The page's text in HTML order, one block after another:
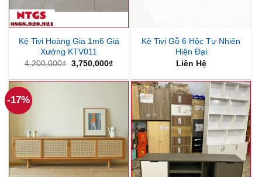
Kệ Tivi Hoàng Gia 1m6 Giá
Xưởng KTV011
4,200,000₫ Giá
gốc
là:
3,750,000₫Giá
tại
3,750,000₫.
Kệ Tivi Gỗ 6 Hộc Tự Nhiên
Hiện Đại
Liên Hệ
-17%